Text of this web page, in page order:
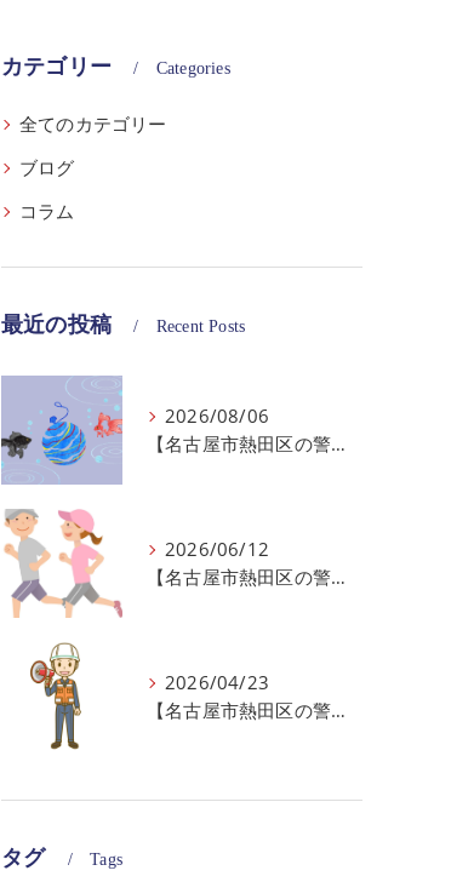
カテゴリー Categories
全てのカテゴリー
ブログ
コラム
最近の投稿 Recent Posts
2026/08/06
【名古屋市熱田区の警備会社】夏季休業のお知らせ
2026/06/12
【名古屋市熱田区の警備会社】暑熱順化で熱中症対策を！
2026/04/23
【名古屋市熱田区の警備会社】GWの面接状況について！
タグ Tags